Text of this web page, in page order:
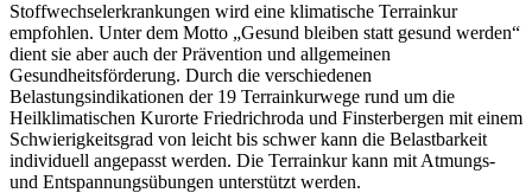
Stoffwechselerkrankungen wird eine klimatische Terrainkur
empfohlen. Unter dem Motto „Gesund bleiben statt gesund werden“
dient sie aber auch der Prävention und allgemeinen
Gesundheitsförderung. Durch die verschiedenen
Belastungsindikationen der 19 Terrainkurwege rund um die
Heilklimatischen Kurorte Friedrichroda und Finsterbergen mit einem
Schwierigkeitsgrad von leicht bis schwer kann die Belastbarkeit
individuell angepasst werden. Die Terrainkur kann mit Atmungs-
und Entspannungsübungen unterstützt werden.